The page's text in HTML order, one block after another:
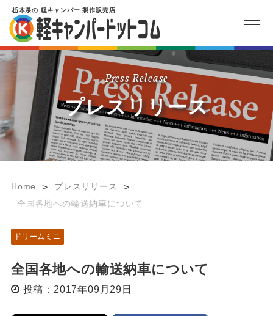
栃木県の 軽キャンパー 製作販売店
Press Release
プレスリリース
Home > プレスリリース >
全国各地への輸送納車について
ドリームミニ
全国各地への輸送納車について
投稿：2017年09月29日